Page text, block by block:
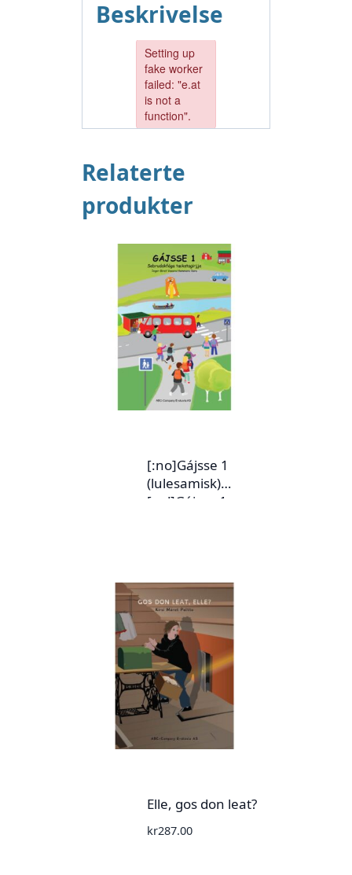
Beskrivelse
Relaterte
produkter
[:no]Gájsse 1
(lulesamisk)
[:yd]Gájsse 1
(lulesamisk)
[:en]Gájsse 1 (Lule
Sámi)[:fi]Gájsse 1
(luulajansaame)[:]
Elle, gos don leat?
kr287.00